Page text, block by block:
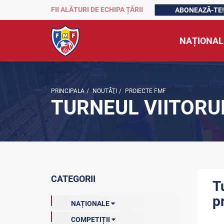
FII ALĂTURI DE ECHIPA ȚĂRII ABONEAZĂ-TE!
PRINCIPALA / NOUTĂŢI / PROIECTE FMF
TURNEUL
CATEGORII
NAȚIONALE
COMPETIȚII